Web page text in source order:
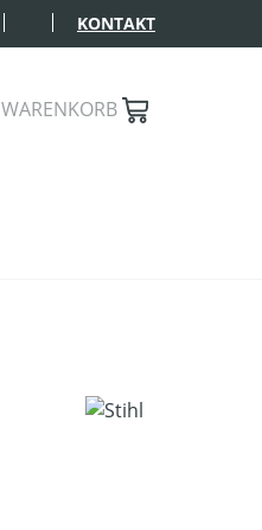
KONTAKT
WARENKORB